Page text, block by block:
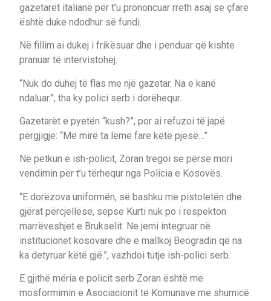
gazetarët italianë për t’u prononcuar rreth asaj se çfarë
është duke ndodhur së fundi.
Në fillim ai dukej i frikësuar dhe i penduar që kishte
pranuar të intervistohej.
“Nuk do duhej të flas me një gazetar. Na e kanë
ndaluar.”, tha ky polici serb i dorëhequr.
Gazetarët e pyetën “kush?”, por ai refuzoi të japë
përgjigje: “Më mirë ta lëmë fare këtë pjesë…”
Në petkun e ish-policit, Zoran tregoi se përse mori
vendimin për t’u tërhequr nga Policia e Kosovës.
“E dorëzova uniformën, së bashku me pistoletën dhe
gjërat përcjellëse, sepse Kurti nuk po i respekton
marrëveshjet e Brukselit. Ne jemi integruar në
institucionet kosovare dhe e mallkoj Beogradin që na
ka detyruar këtë gjë.”, vazhdoi tutje ish-polici serb.
E gjithë mëria e policit serb Zoran është me
mosformimin e Asociacionit të Komunave me shumicë